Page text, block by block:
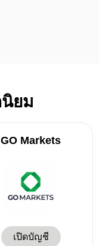
ยม
GO Markets
เปิดบัญชี